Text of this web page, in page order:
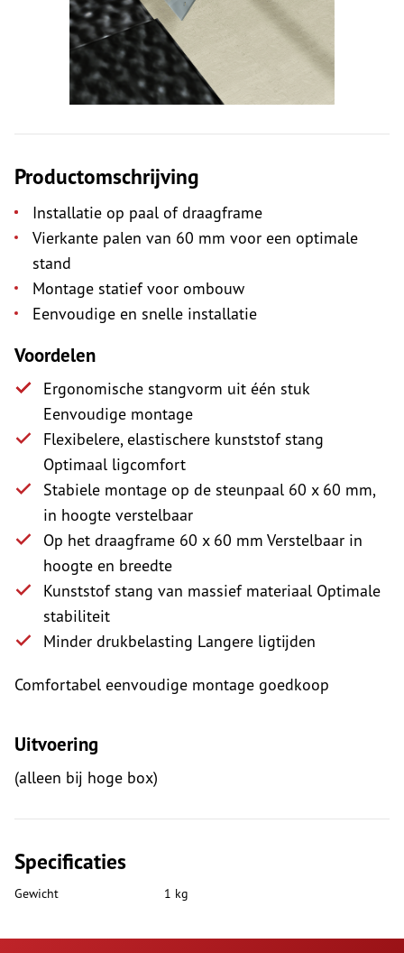
Productomschrijving
Installatie op paal of draagframe
Vierkante palen van 60 mm voor een optimale
stand
Montage statief voor ombouw
Eenvoudige en snelle installatie
Voordelen
Ergonomische stangvorm uit één stuk
Eenvoudige montage
Flexibelere, elastischere kunststof stang
Optimaal ligcomfort
Stabiele montage op de steunpaal 60 x 60 mm,
in hoogte verstelbaar
Op het draagframe 60 x 60 mm Verstelbaar in
hoogte en breedte
Kunststof stang van massief materiaal Optimale
stabiliteit
Minder drukbelasting Langere ligtijden
Comfortabel eenvoudige montage goedkoop
Uitvoering
(alleen bij hoge box)
Specificaties
Gewicht 1 kg